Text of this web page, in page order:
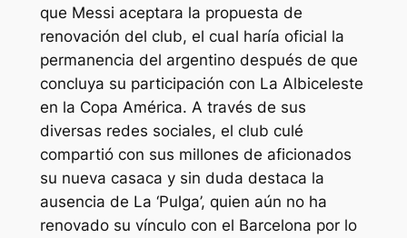
que Messi aceptara la propuesta de
renovación del club, el cual haría oficial la
permanencia del argentino después de que
concluya su participación con La Albiceleste
en la Copa América. A través de sus
diversas redes sociales, el club culé
compartió con sus millones de aficionados
su nueva casaca y sin duda destaca la
ausencia de La ‘Pulga’, quien aún no ha
renovado su vínculo con el Barcelona por lo